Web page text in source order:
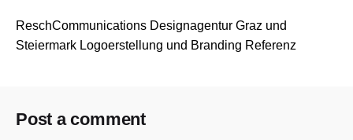
ReschCommunications Designagentur Graz und
Steiermark Logoerstellung und Branding Referenz
Post a comment